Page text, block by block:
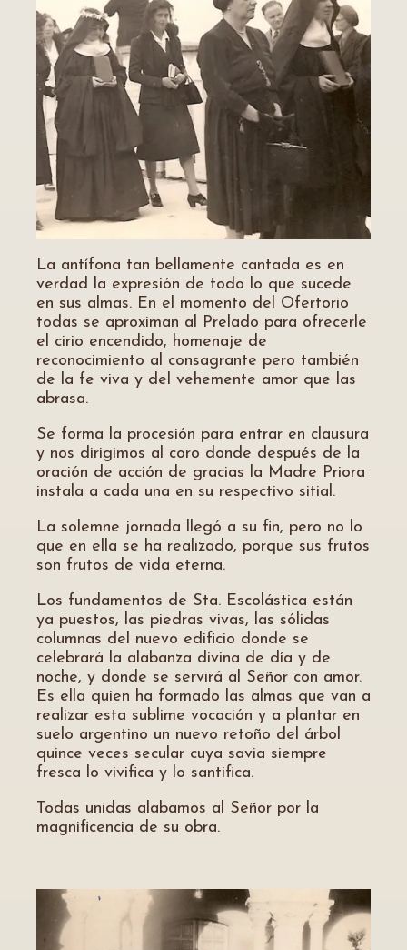
La antífona tan bellamente cantada es en
verdad la expresión de todo lo que sucede
en sus almas. En el momento del Ofertorio
todas se aproximan al Prelado para ofrecerle
el cirio encendido, homenaje de
reconocimiento al consagrante pero también
de la fe viva y del vehemente amor que las
abrasa.
Se forma la procesión para entrar en clausura
y nos dirigimos al coro donde después de la
oración de acción de gracias la Madre Priora
instala a cada una en su respectivo sitial.
La solemne jornada llegó a su fin, pero no lo
que en ella se ha realizado, porque sus frutos
son frutos de vida eterna.
Los fundamentos de Sta. Escolástica están
ya puestos, las piedras vivas, las sólidas
columnas del nuevo edificio donde se
celebrará la alabanza divina de día y de
noche, y donde se servirá al Señor con amor.
Es ella quien ha formado las almas que van a
realizar esta sublime vocación y a plantar en
suelo argentino un nuevo retoño del árbol
quince veces secular cuya savia siempre
fresca lo vivifica y lo santifica.
Todas unidas alabamos al Señor por la
magnificencia de su obra.